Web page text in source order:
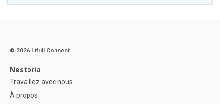
© 2026 Lifull Connect
Nestoria
Travaillez avec nous
À propos